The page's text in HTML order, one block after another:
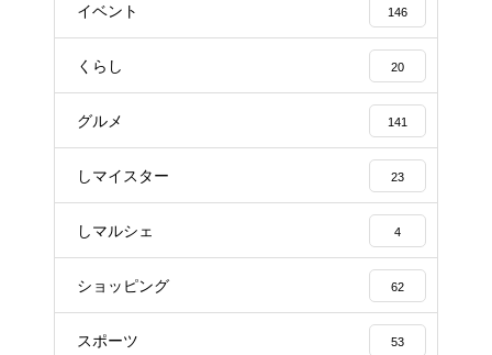
イベント 146
くらし 20
グルメ 141
しマイスター 23
しマルシェ 4
ショッピング 62
スポーツ 53